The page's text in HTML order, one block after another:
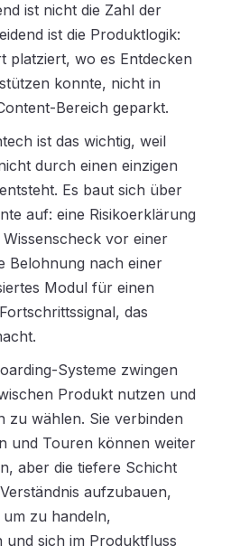
ist nicht die Zahl der
ist die Produktlogik:
platziert, wo es Entdecken
konnte, nicht in
Bereich geparkt.
ist das wichtig, weil
durch einen einzigen
Es baut sich über
auf: eine Risikoerklärung
vor einer
Belohnung nach einer
Modul für einen
das
Systeme zwingen
Produkt nutzen und
zu wählen. Sie verbinden
und Touren können weiter
aber die tiefere Schicht
aufzubauen,
zu handeln,
sich im Produktfluss